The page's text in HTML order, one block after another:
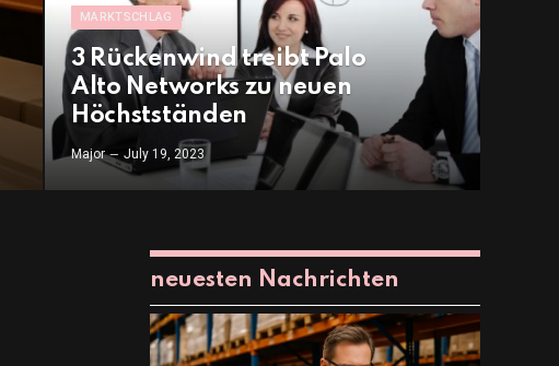
MARKTSCHLAG
3 Rückenwind treibt Palo
Alto Networks zu neuen
Höchstständen
Major July 19, 2023
neuesten Nachrichten